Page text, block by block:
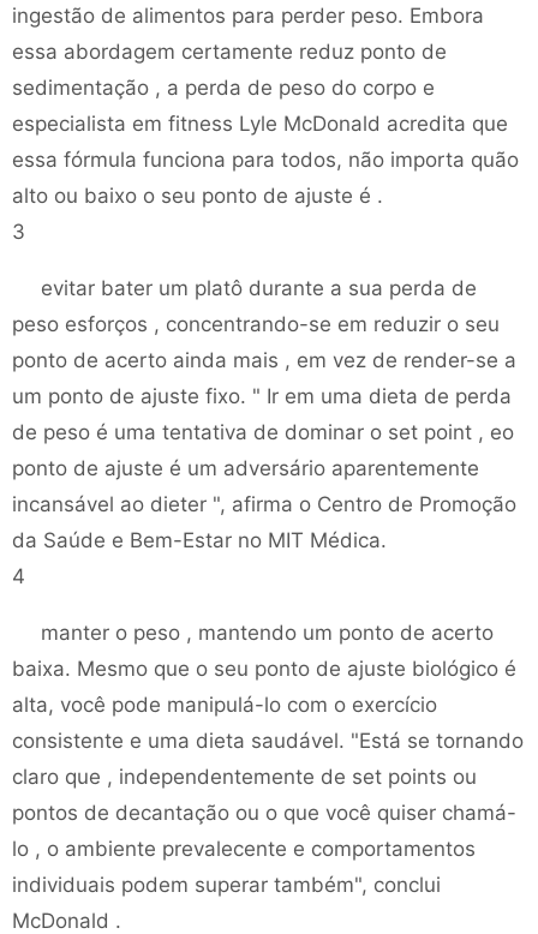
ingestão de alimentos para perder peso. Embora
essa abordagem certamente reduz ponto de
sedimentação , a perda de peso do corpo e
especialista em fitness Lyle McDonald acredita que
essa fórmula funciona para todos, não importa quão
alto ou baixo o seu ponto de ajuste é .
3
evitar bater um platô durante a sua perda de
peso esforços , concentrando-se em reduzir o seu
ponto de acerto ainda mais , em vez de render-se a
um ponto de ajuste fixo. " Ir em uma dieta de perda
de peso é uma tentativa de dominar o set point , eo
ponto de ajuste é um adversário aparentemente
incansável ao dieter ", afirma o Centro de Promoção
da Saúde e Bem-Estar no MIT Médica.
4
manter o peso , mantendo um ponto de acerto
baixa. Mesmo que o seu ponto de ajuste biológico é
alta, você pode manipulá-lo com o exercício
consistente e uma dieta saudável. "Está se tornando
claro que , independentemente de set points ou
pontos de decantação ou o que você quiser chamá-
lo , o ambiente prevalecente e comportamentos
individuais podem superar também", conclui
McDonald .